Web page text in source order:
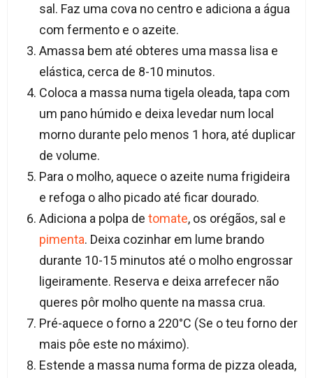
sal. Faz uma cova no centro e adiciona a água
com fermento e o azeite.
Amassa bem até obteres uma massa lisa e
elástica, cerca de 8-10 minutos.
Coloca a massa numa tigela oleada, tapa com
um pano húmido e deixa levedar num local
morno durante pelo menos 1 hora, até duplicar
de volume.
Para o molho, aquece o azeite numa frigideira
e refoga o alho picado até ficar dourado.
Adiciona a polpa de tomate, os orégãos, sal e
pimenta. Deixa cozinhar em lume brando
durante 10-15 minutos até o molho engrossar
ligeiramente. Reserva e deixa arrefecer não
queres pôr molho quente na massa crua.
Pré-aquece o forno a 220°C (Se o teu forno der
mais pôe este no máximo).
Estende a massa numa forma de pizza oleada,